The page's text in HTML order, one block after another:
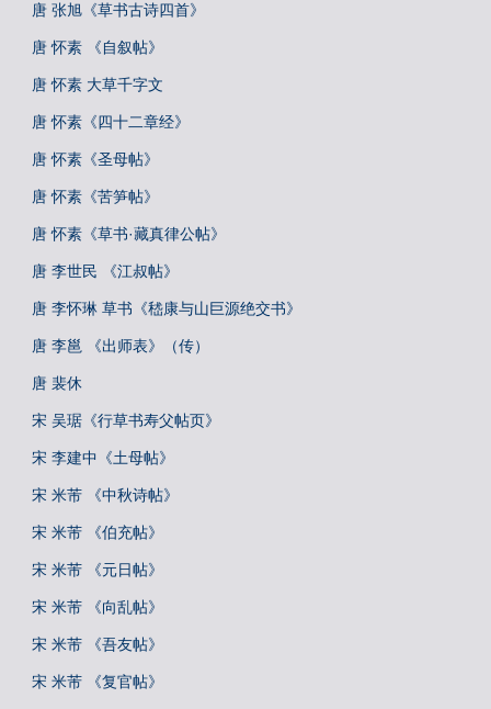
唐 张旭《草书古诗四首》
唐 怀素 《自叙帖》
唐 怀素 大草千字文
唐 怀素《四十二章经》
唐 怀素《圣母帖》
唐 怀素《苦笋帖》
唐 怀素《草书·藏真律公帖》
唐 李世民 《江叔帖》
唐 李怀琳 草书《嵇康与山巨源绝交书》
唐 李邕 《出师表》（传）
唐 裴休
宋 吴琚《行草书寿父帖页》
宋 李建中《土母帖》
宋 米芾 《中秋诗帖》
宋 米芾 《伯充帖》
宋 米芾 《元日帖》
宋 米芾 《向乱帖》
宋 米芾 《吾友帖》
宋 米芾 《复官帖》